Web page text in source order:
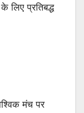
लिए प्रतिबद्ध
मंच पर